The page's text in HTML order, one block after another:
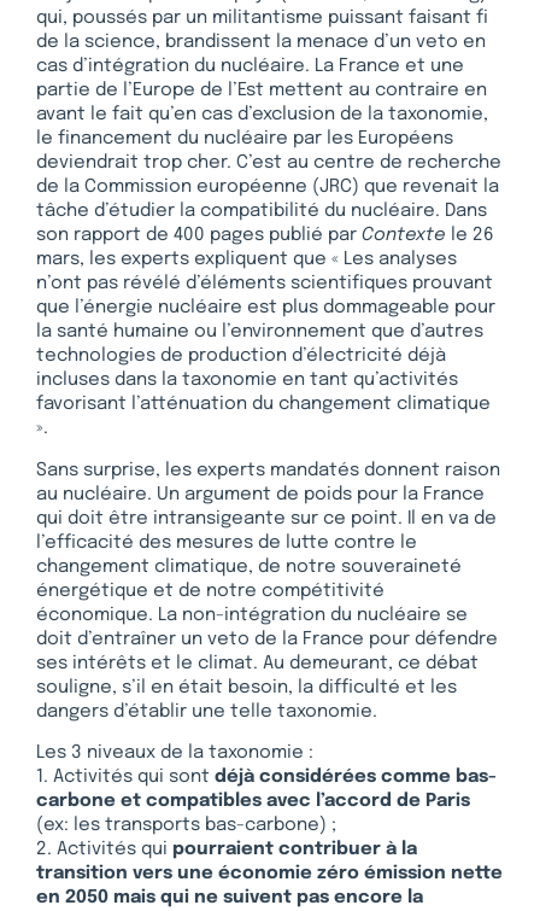
qui, poussés par un militantisme puissant faisant fi
de la science, brandissent la menace d’un veto en
cas d’intégration du nucléaire. La France et une
partie de l’Europe de l’Est mettent au contraire en
avant le fait qu’en cas d’exclusion de la taxonomie,
le financement du nucléaire par les Européens
deviendrait trop cher. C’est au centre de recherche
de la Commission européenne (JRC) que revenait la
tâche d’étudier la compatibilité du nucléaire. Dans
son rapport de 400 pages publié par Contexte le 26
mars, les experts expliquent que « Les analyses
n’ont pas révélé d’éléments scientifiques prouvant
que l’énergie nucléaire est plus dommageable pour
la santé humaine ou l’environnement que d’autres
technologies de production d’électricité déjà
incluses dans la taxonomie en tant qu’activités
favorisant l’atténuation du changement climatique
».
Sans surprise, les experts mandatés donnent raison
au nucléaire. Un argument de poids pour la France
qui doit être intransigeante sur ce point. Il en va de
l’efficacité des mesures de lutte contre le
changement climatique, de notre souveraineté
énergétique et de notre compétitivité
économique. La non-intégration du nucléaire se
doit d’entraîner un veto de la France pour défendre
ses intérêts et le climat. Au demeurant, ce débat
souligne, s’il en était besoin, la difficulté et les
dangers d’établir une telle taxonomie.
Les 3 niveaux de la taxonomie :
1. Activités qui sont déjà considérées comme bas-
carbone et compatibles avec l’accord de Paris
(ex: les transports bas-carbone) ;
2. Activités qui pourraient contribuer à la
transition vers une économie zéro émission nette
en 2050 mais qui ne suivent pas encore la